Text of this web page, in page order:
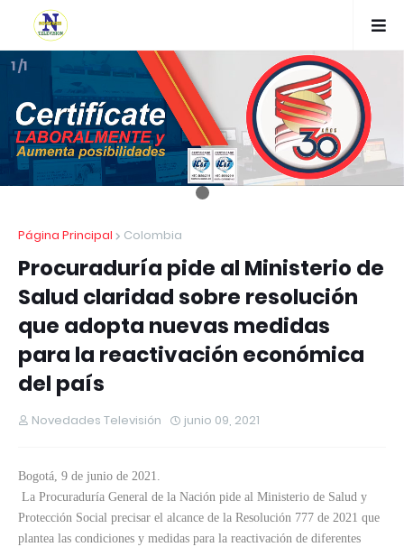
1 /1
Página Principal Colombia
Procuraduría pide al Ministerio de
Salud claridad sobre resolución
que adopta nuevas medidas
para la reactivación económica
del país
Novedades Televisión junio 09, 2021
Bogotá, 9 de junio de 2021.
La Procuraduría General de la Nación pide al Ministerio de Salud y
Protección Social precisar el alcance de la Resolución 777 de 2021 que
plantea las condiciones y medidas para la reactivación de diferentes